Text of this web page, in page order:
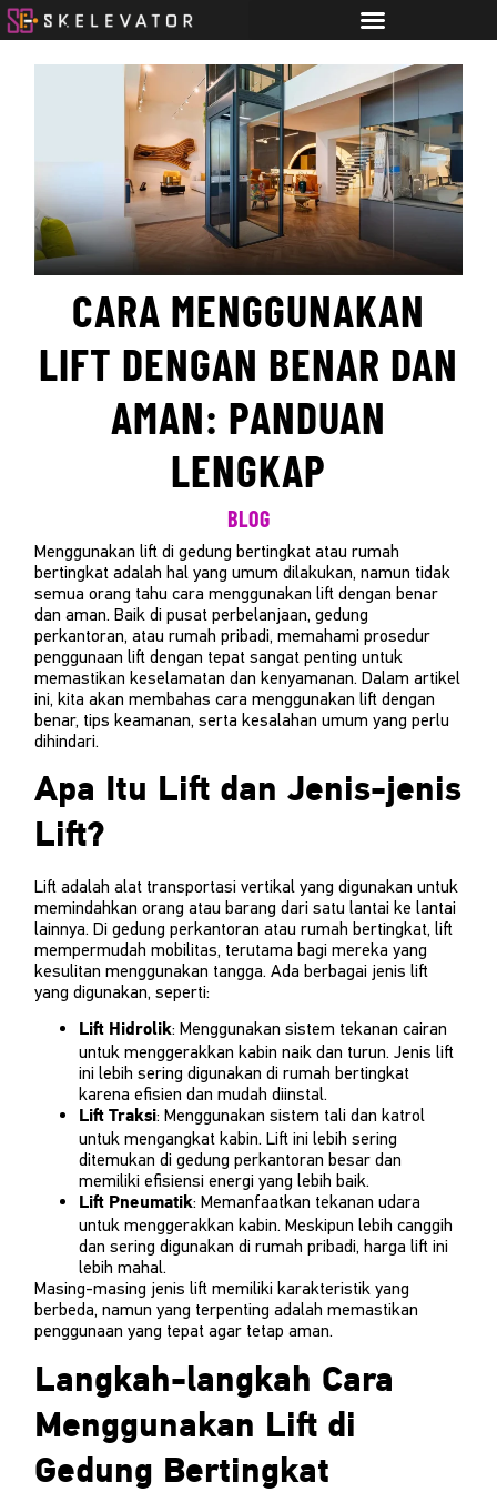
CARA MENGGUNAKAN
LIFT DENGAN BENAR DAN
AMAN: PANDUAN
LENGKAP
BLOG
Menggunakan lift di gedung bertingkat atau rumah
bertingkat adalah hal yang umum dilakukan, namun tidak
semua orang tahu cara menggunakan lift dengan benar
dan aman. Baik di pusat perbelanjaan, gedung
perkantoran, atau rumah pribadi, memahami prosedur
penggunaan lift dengan tepat sangat penting untuk
memastikan keselamatan dan kenyamanan. Dalam artikel
ini, kita akan membahas cara menggunakan lift dengan
benar, tips keamanan, serta kesalahan umum yang perlu
dihindari.
Apa Itu Lift dan Jenis-jenis
Lift?
Lift adalah alat transportasi vertikal yang digunakan untuk
memindahkan orang atau barang dari satu lantai ke lantai
lainnya. Di gedung perkantoran atau rumah bertingkat, lift
mempermudah mobilitas, terutama bagi mereka yang
kesulitan menggunakan tangga. Ada berbagai jenis lift
yang digunakan, seperti:
Lift Hidrolik: Menggunakan sistem tekanan cairan
untuk menggerakkan kabin naik dan turun. Jenis lift
ini lebih sering digunakan di rumah bertingkat
karena efisien dan mudah diinstal.
Lift Traksi: Menggunakan sistem tali dan katrol
untuk mengangkat kabin. Lift ini lebih sering
ditemukan di gedung perkantoran besar dan
memiliki efisiensi energi yang lebih baik.
Lift Pneumatik: Memanfaatkan tekanan udara
untuk menggerakkan kabin. Meskipun lebih canggih
dan sering digunakan di rumah pribadi, harga lift ini
lebih mahal.
Masing-masing jenis lift memiliki karakteristik yang
berbeda, namun yang terpenting adalah memastikan
penggunaan yang tepat agar tetap aman.
Langkah-langkah Cara
Menggunakan Lift di
Gedung Bertingkat